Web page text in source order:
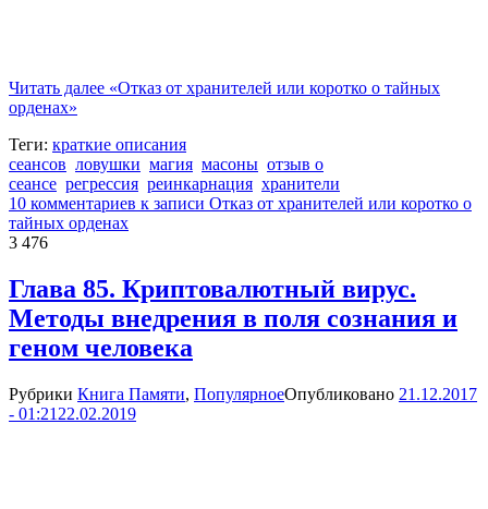
Читать далее «Отказ от хранителей или коротко о тайных
орденах»
Теги: краткие описания
сеансов ловушки магия масоны отзыв о
сеансе регрессия реинкарнация хранители
10 комментариев к записи Отказ от хранителей или коротко о
тайных орденах
3 476
Глава 85. Криптовалютный вирус.
Методы внедрения в поля сознания и
геном человека
Рубрики Книга Памяти, ПопулярноеОпубликовано 21.12.2017
- 01:21 22.02.2019